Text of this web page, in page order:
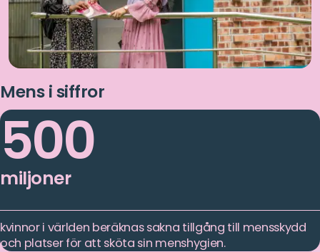
Mens i siffror
500
miljoner
kvinnor i världen beräknas sakna tillgång till mensskydd
och platser för att sköta sin menshygien.